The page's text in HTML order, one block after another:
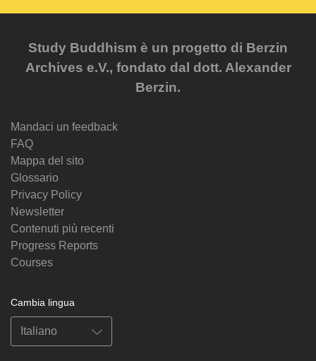
Study Buddhism è un progetto di Berzin
Archives e.V., fondato dal dott. Alexander
Berzin.
Mandaci un feedback
FAQ
Mappa del sito
Glossario
Privacy Policy
Newsletter
Contenuti più recenti
Progress Reports
Courses
Cambia lingua